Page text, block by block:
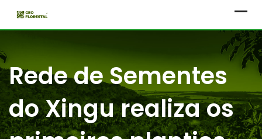
Rede de Sementes
do Xingu realiza os